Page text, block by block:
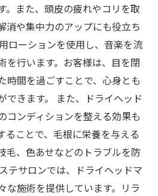
。また、頭皮の疲れやコリを取
消や集中力のアップにも役立ち
ローションを使用し、音楽を流
を行います。お客様は、目を閉
時間を過ごすことで、心身とも
できます。 また、ドライヘッド
コンディションを整える効果も
ることで、毛根に栄養を与える
毛、色あせなどのトラブルを防
テサロンでは、ドライヘッドマ
な施術を提供しています。リラ